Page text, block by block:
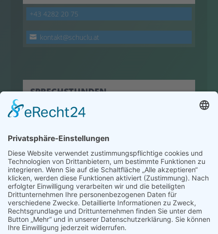
+43 4282 20 75
kontakt@schuclu.at
SPRECHSTUNDEN
hier klicken
© 2022 HLW Hermagor
Powered byCreativomedia GmbH